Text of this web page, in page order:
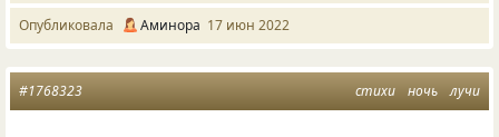
Опубликовала Аминора 17 июн 2022
стихи ночь лучи
#1768323